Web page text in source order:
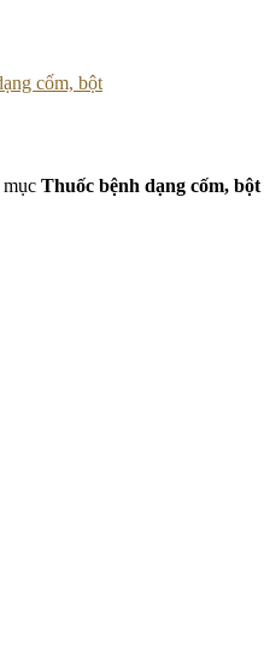
cốm, bột
mục Thuốc bệnh dạng cốm, bột